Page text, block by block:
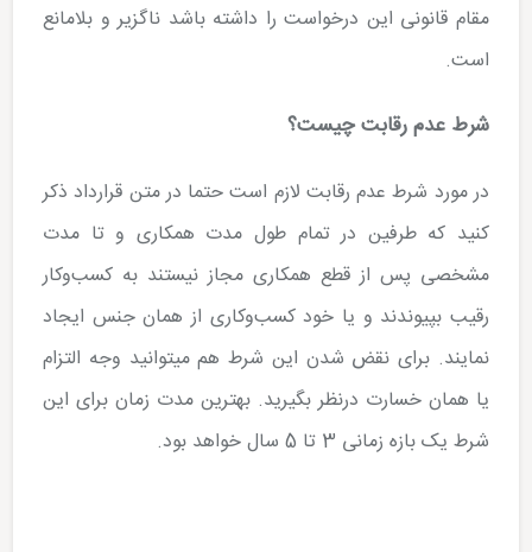
مقام قانونی این درخواست را داشته باشد ناگزیر و بلامانع
است.
شرط عدم رقابت چیست؟
‌در مورد شرط عدم رقابت لازم است حتما در متن قرارداد ذکر
کنید که طرفین در تمام طول مدت همکاری و تا مدت
مشخصی پس از قطع همکاری مجاز نیستند به کسب­‌وکار
رقیب بپیوندند و یا خود کسب­‌وکاری از همان جنس ایجاد
نمایند. برای نقض شدن این شرط هم می­توانید وجه التزام
یا همان خسارت درنظر بگیرید. بهترین مدت زمان برای این
شرط یک بازه زمانی 3 تا 5 سال خواهد بود.‌